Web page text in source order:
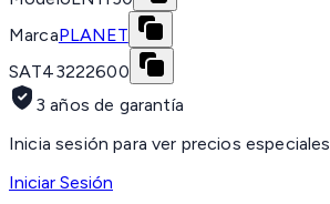
MarcaPLANET
SAT43222600
3 años de garantía
Inicia sesión para ver precios especiales
Iniciar Sesión